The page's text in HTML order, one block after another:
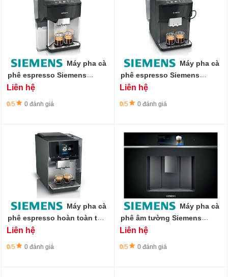
Máy pha cà
phê espresso Siemens
TQ513R01 EQ500 màu bạc &
Liên hệ
0/5 0 đánh giá
Máy pha cà
phê espresso Siemens
TP511R09 EQ500 công suất
Liên hệ
0/5 0 đánh giá
Máy pha cà
phê espresso hoàn toàn tự
động Siemen TP715R01
Liên hệ
0/5 0 đánh giá
Máy pha cà
phê âm tường Siemens
CT718L1B0 hoàn toàn tự
động iQ700 màu đen
Liên hệ
0/5 0 đánh giá